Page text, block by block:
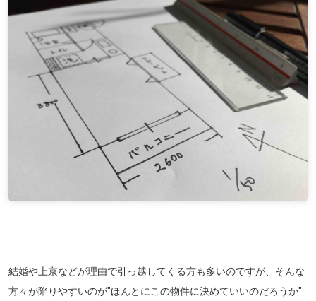
結婚や上京などが理由で引っ越してくる方も多いのですが、そんな
方々が陥りやすいのが"ほんとにこの物件に決めていいのだろうか"